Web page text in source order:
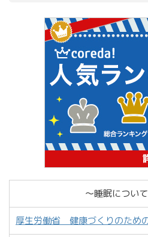
〜睡眠につい
厚生労働省 健康づくりのため